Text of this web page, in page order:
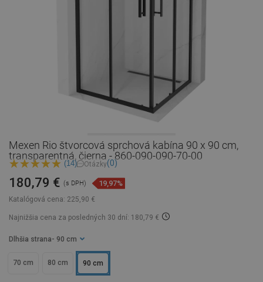
Mexen Rio štvorcová sprchová kabína 90 x 90 cm,
transparentná, čierna - 860-090-090-70-00
(14) Otázky(0)
Katalógová cena: 225,90 €
180,79 € (s DPH) 19,97%
Najnižšia cena za posledných 30 dní: 180,79 €
Dlhšia strana - 90 cm
70 cm 80 cm 90 cm